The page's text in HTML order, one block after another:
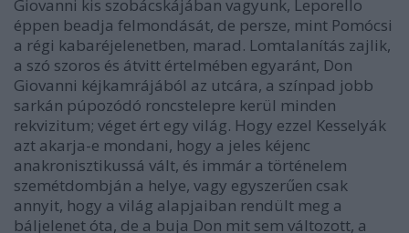
Giovanni kis szobácskájában vagyunk, Leporello
éppen beadja felmondását, de persze, mint Pomócsi
a régi kabaréjelenetben, marad. Lomtalanítás zajlik,
a szó szoros és átvitt értelmében egyaránt, Don
Giovanni kéjkamrájából az utcára, a színpad jobb
sarkán púpozódó roncstelepre kerül minden
rekvizitum; véget ért egy világ. Hogy ezzel Kesselyák
azt akarja-e mondani, hogy a jeles kéjenc
anakronisztikussá vált, és immár a történelem
szemétdombján a helye, vagy egyszerűen csak
annyit, hogy a világ alapjaiban rendült meg a
báljelenet óta, de a buja Don mit sem változott, a